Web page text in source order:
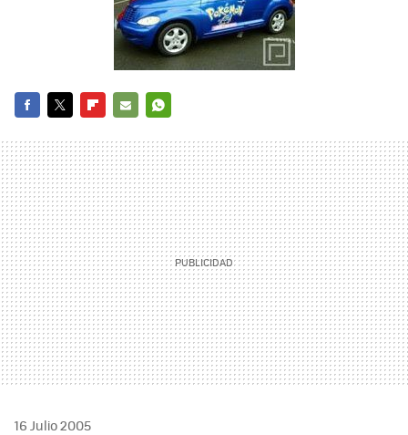
MAIL
16 Julio 2005